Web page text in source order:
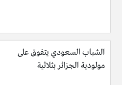
الشباب السعودي يتفوق على
مولودية الجزائر بثلاثية